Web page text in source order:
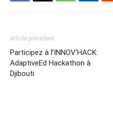
Article précédent
Participez à l’INNOV’HACK:
AdaptiveEd Hackathon à
Djibouti